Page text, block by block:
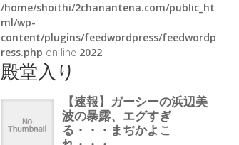
/home/shoithi/2chanantena.com/public_ht
ml/wp-
content/plugins/feedwordpress/feedwordp
ress.php on line 2022
殿堂入り